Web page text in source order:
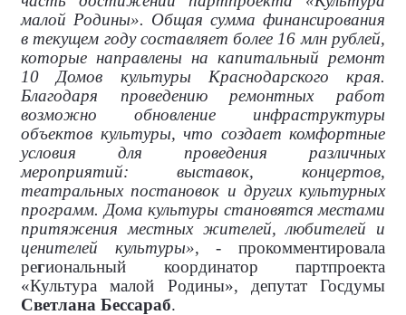
малой Родины». Общая сумма финансирования
в текущем году составляет более 16 млн рублей,
которые направлены на капитальный ремонт
10 Домов культуры Краснодарского края.
Благодаря проведению ремонтных работ
возможно обновление инфраструктуры
объектов культуры, что создает комфортные
условия для проведения различных
мероприятий: выставок, концертов,
театральных постановок и других культурных
программ. Дома культуры становятся местами
притяжения местных жителей, любителей и
ценителей культуры», - прокомментировала
региональный координатор партпроекта
«Культура малой Родины», депутат Госдумы
Светлана Бессараб.